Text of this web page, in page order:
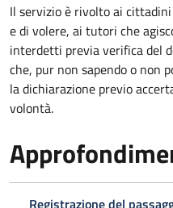
Il servizio è rivolto ai
e di volere, ai tutori che
interdetti previa verifica del
che, pur non sapendo o non
la dichiarazione previo
volontà.
Registrazione del